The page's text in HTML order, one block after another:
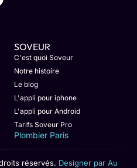
SOVEUR
C'est quoi Soveur
Notre histoire
Le blog
L'appli pour iphone
L'appli pour Android
Tarifs Soveur Pro
Plombier Paris
réservés. Designer par Au